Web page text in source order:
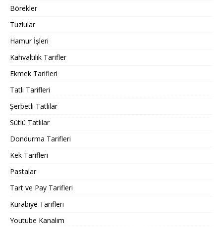
Börekler
Tuzlular
Hamur İşleri
Kahvaltılık Tarifler
Ekmek Tarifleri
Tatlı Tarifleri
Şerbetli Tatlılar
Sütlü Tatlılar
Dondurma Tarifleri
Kek Tarifleri
Pastalar
Tart ve Pay Tarifleri
Kurabiye Tarifleri
Youtube Kanalım